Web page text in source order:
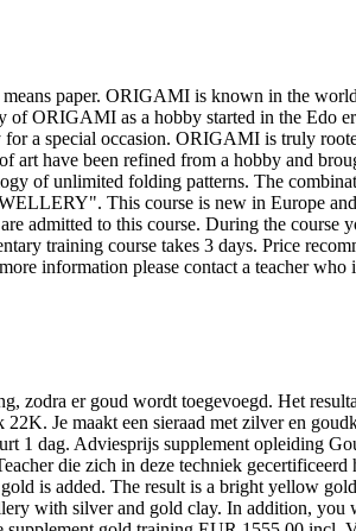
paper. ORIGAMI is known in the world
ORIGAMI as a hobby started in the Edo
a special occasion. ORIGAMI is truly
have been refined from a hobby and
of unlimited folding patterns. The
This course is new in Europe
admitted to this course. During the course
training course takes 3 days. Price
information please contact a teacher who
zodra er goud wordt toegevoegd. Het
Je maakt een sieraad met zilver en
1 dag. Adviesprijs supplement opleiding
die zich in deze techniek gecertificeerd
is added. The result is a bright yellow
with silver and gold clay. In addition, you